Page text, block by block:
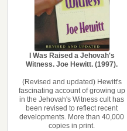
I Was Raised a Jehovah's
Witness. Joe Hewitt. (1997).
(Revised and updated) Hewitt's
fascinating account of growing up
in the Jehovah's Witness cult has
been revised to reflect recent
developments. More than 40,000
copies in print.